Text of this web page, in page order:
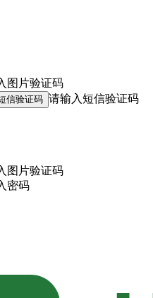
图片验证码
信验证码 请输入短信验证码
图片验证码
密码